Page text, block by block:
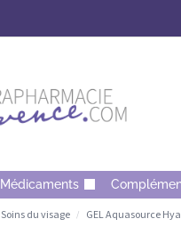
Médicaments
Soins du visage / GEL Aquasource